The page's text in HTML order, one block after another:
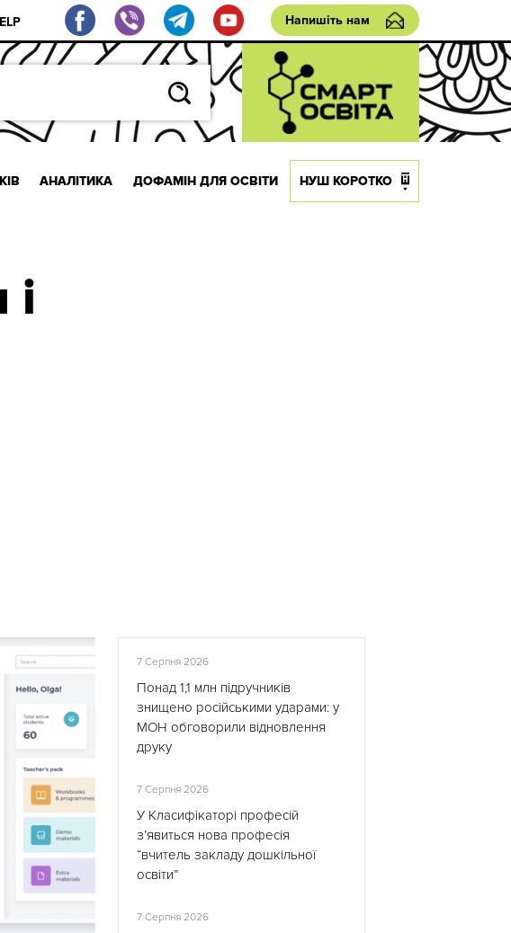
Напишіть нам
АНАЛІТИКА ДОФАМІН ДЛЯ ОСВІТИ НУШ КОРОТКО
7 Серпня 2026
Понад 1,1 млн підручників
знищено російськими ударами: у
МОН обговорили відновлення
друку
7 Серпня 2026
У Класифікаторі професій
з’явиться нова професія
“вчитель закладу дошкільної
освіти”
7 Серпня 2026